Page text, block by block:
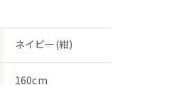
ネイビー(紺)
160cm